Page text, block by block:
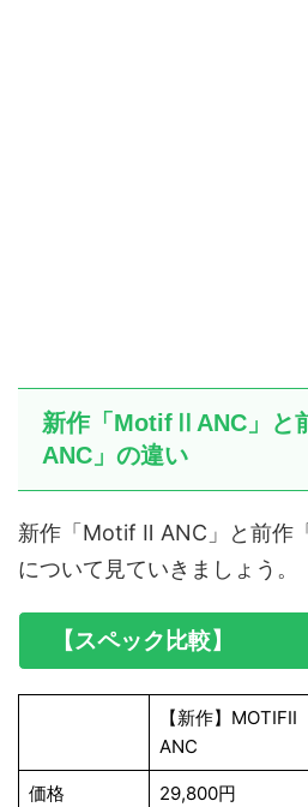
新作「MotifⅡANC」と
ANC」の違い
新作「Motif Ⅱ ANC」と前作
について見ていきましょう。
【スペック比較】
【新作】MOTIFII
ANC
価格 29,800円